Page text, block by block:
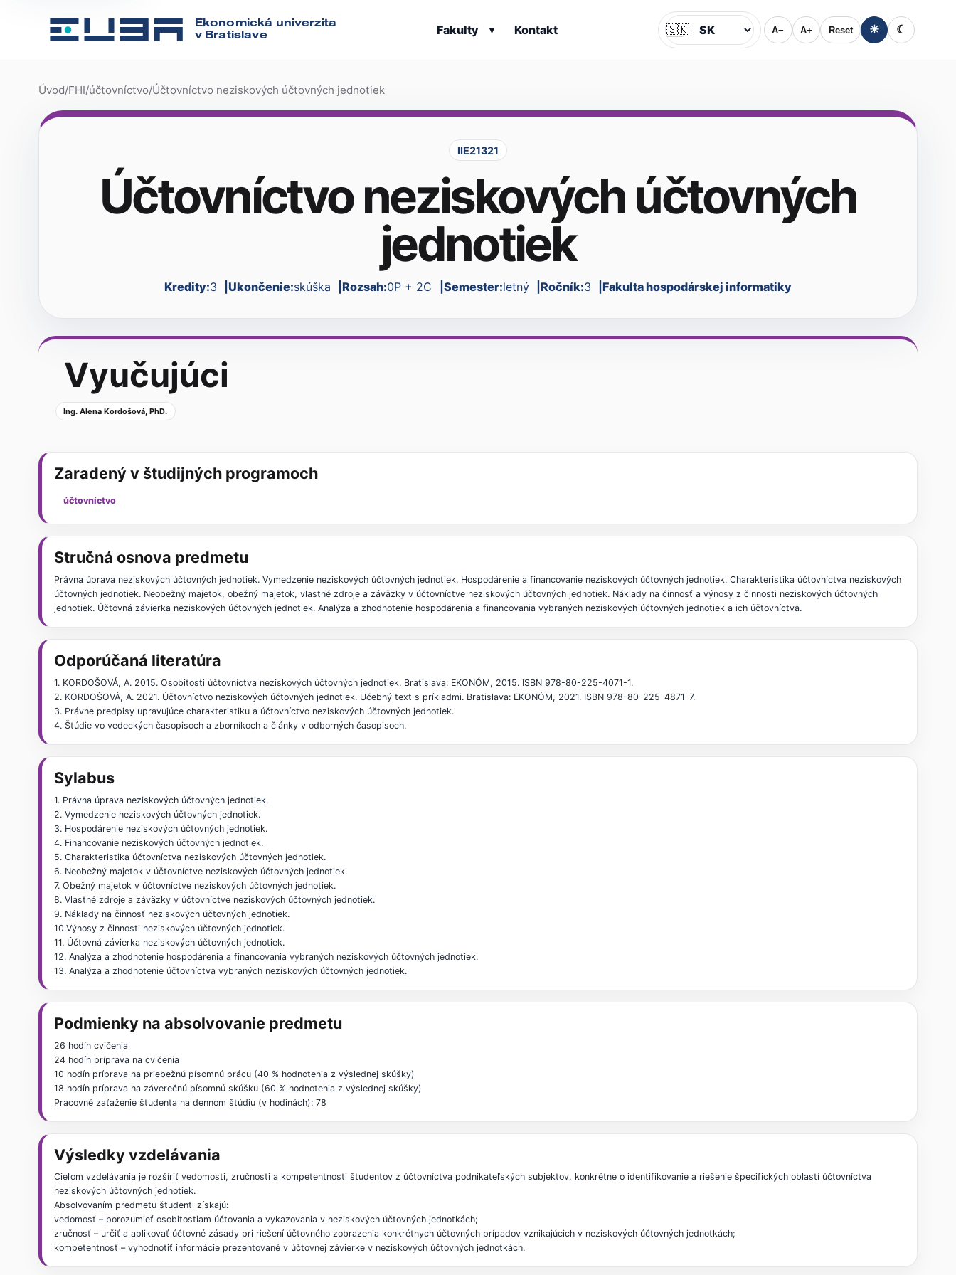
Ekonomická univerzita
v Bratislave
Fakulty ▾ Kontakt Jazyk
🇸🇰 A− A+ Reset ☀ ☾
Úvod/FHI/účtovníctvo/Účtovníctvo neziskových účtovných jednotiek
IIE21321
Účtovníctvo neziskových účtovných
jednotiek
Kredity:3 Ukončenie:skúška Rozsah:0P + 2C Semester:letný Ročník:3 Fakulta hospodárskej informatiky
Vyučujúci
Ing. Alena Kordošová, PhD.
Zaradený v študijných programoch
účtovníctvo
Stručná osnova predmetu
Právna úprava neziskových účtovných jednotiek. Vymedzenie neziskových účtovných jednotiek. Hospodárenie a financovanie neziskových účtovných jednotiek. Charakteristika účtovníctva neziskových
účtovných jednotiek. Neobežný majetok, obežný majetok, vlastné zdroje a záväzky v účtovníctve neziskových účtovných jednotiek. Náklady na činnosť a výnosy z činnosti neziskových účtovných
jednotiek. Účtovná závierka neziskových účtovných jednotiek. Analýza a zhodnotenie hospodárenia a financovania vybraných neziskových účtovných jednotiek a ich účtovníctva.
Odporúčaná literatúra
1. KORDOŠOVÁ, A. 2015. Osobitosti účtovníctva neziskových účtovných jednotiek. Bratislava: EKONÓM, 2015. ISBN 978-80-225-4071-1.
2. KORDOŠOVÁ, A. 2021. Účtovníctvo neziskových účtovných jednotiek. Učebný text s príkladmi. Bratislava: EKONÓM, 2021. ISBN 978-80-225-4871-7.
3. Právne predpisy upravujúce charakteristiku a účtovníctvo neziskových účtovných jednotiek.
4. Štúdie vo vedeckých časopisoch a zborníkoch a články v odborných časopisoch.
Sylabus
1. Právna úprava neziskových účtovných jednotiek.
2. Vymedzenie neziskových účtovných jednotiek.
3. Hospodárenie neziskových účtovných jednotiek.
4. Financovanie neziskových účtovných jednotiek.
5. Charakteristika účtovníctva neziskových účtovných jednotiek.
6. Neobežný majetok v účtovníctve neziskových účtovných jednotiek.
7. Obežný majetok v účtovníctve neziskových účtovných jednotiek.
8. Vlastné zdroje a záväzky v účtovníctve neziskových účtovných jednotiek.
9. Náklady na činnosť neziskových účtovných jednotiek.
10.Výnosy z činnosti neziskových účtovných jednotiek.
11. Účtovná závierka neziskových účtovných jednotiek.
12. Analýza a zhodnotenie hospodárenia a financovania vybraných neziskových účtovných jednotiek.
13. Analýza a zhodnotenie účtovníctva vybraných neziskových účtovných jednotiek.
Podmienky na absolvovanie predmetu
26 hodín cvičenia
24 hodín príprava na cvičenia
10 hodín príprava na priebežnú písomnú prácu (40 % hodnotenia z výslednej skúšky)
18 hodín príprava na záverečnú písomnú skúšku (60 % hodnotenia z výslednej skúšky)
Pracovné zaťaženie študenta na dennom štúdiu (v hodinách): 78
Výsledky vzdelávania
Cieľom vzdelávania je rozšíriť vedomosti, zručnosti a kompetentnosti študentov z účtovníctva podnikateľských subjektov, konkrétne o identifikovanie a riešenie špecifických oblastí účtovníctva
neziskových účtovných jednotiek.
Absolvovaním predmetu študenti získajú:
vedomosť – porozumieť osobitostiam účtovania a vykazovania v neziskových účtovných jednotkách;
zručnosť – určiť a aplikovať účtovné zásady pri riešení účtovného zobrazenia konkrétnych účtovných prípadov vznikajúcich v neziskových účtovných jednotkách;
kompetentnosť – vyhodnotiť informácie prezentované v účtovnej závierke v neziskových účtovných jednotkách.